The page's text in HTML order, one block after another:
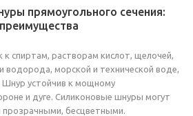
прямоугольного сечения:
преимущества
спиртам, растворам кислот, щелочей,
водорода, морской и технической воде,
Шнур устойчив к мощному
и дуге. Силиконовые шнуры могут
бесцветными.